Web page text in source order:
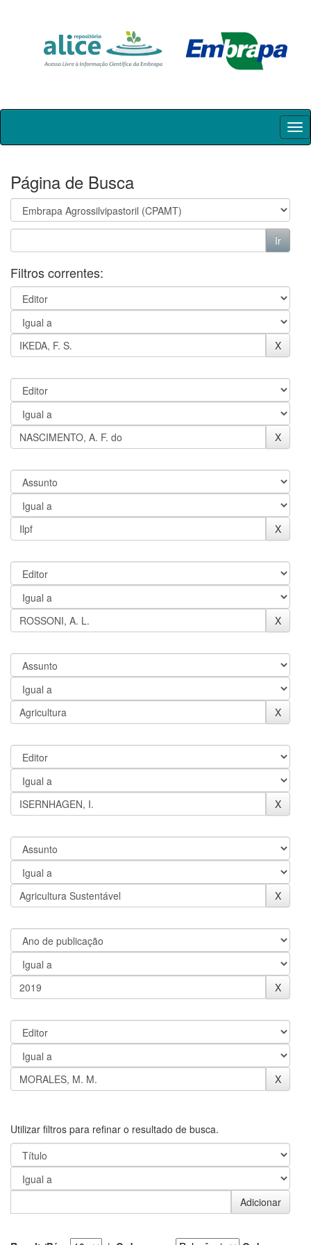
Skip
Página de Busca
Filtros correntes:
Utilizar filtros para refinar o resultado de busca.